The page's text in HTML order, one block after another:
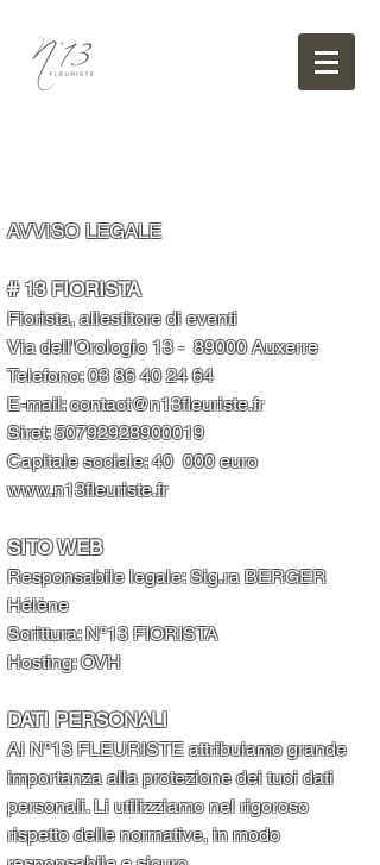
AVVISO LEGALE
# 13 FIORISTA
Fiorista, allestitore di eventi
Via dell'Orologio 13 - 89000 Auxerre
Telefono:03 86 40 24 64
E-mail:contact@n13fleuriste.fr
Siret:50792928900019
Capitale sociale: 40 000 euro
www.n13fleuriste.fr
SITO WEB
Responsabile legale: Sig.ra BERGER
Hélène
Scrittura: N°13 FIORISTA
Hosting: OVH
DATI PERSONALI
Al N°13 FLEURISTE attribuiamo grande
importanza alla protezione dei tuoi dati
personali. Li utilizziamo nel rigoroso
rispetto delle normative, in modo